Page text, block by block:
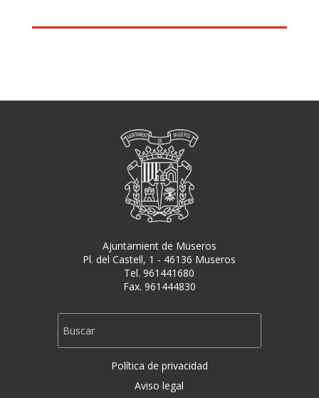
Ajuntamient de Museros
Pl. del Castell, 1 - 46136 Museros
Tel. 961441680
Fax. 961444830
Política de privacidad
Aviso legal